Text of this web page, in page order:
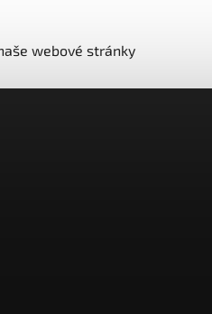
webové stránky